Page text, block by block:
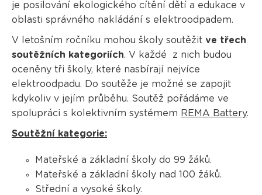
je posilování ekologického cítění dětí a edukace v
oblasti správného nakládání s elektroodpadem.
V letošním ročníku mohou školy soutěžit ve třech
soutěžních kategoriích. V každé z nich budou
oceněny tři školy, které nasbírají nejvíce
elektroodpadu. Do soutěže je možné se zapojit
kdykoliv v jejím průběhu. Soutěž pořádáme ve
spolupráci s kolektivním systémem REMA Battery.
Soutěžní kategorie:
Mateřské a základní školy do 99 žáků.
Mateřské a základní školy nad 100 žáků.
Střední a vysoké školy.